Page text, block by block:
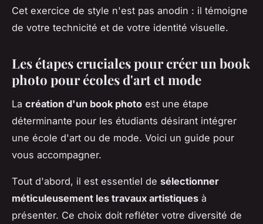
Cet exercice de style n'est pas anodin : il témoigne
de votre technicité et de votre identité visuelle.
Les étapes cruciales pour créer un book
photo pour écoles d'art et mode
La création d'un book photo est une étape
déterminante pour les étudiants désirant intégrer
une école d'art ou de mode. Voici un guide pour
vous accompagner.
Tout d'abord, il est essentiel de sélectionner
méticuleusement les travaux artistiques à
présenter. Ce choix doit refléter votre diversité de